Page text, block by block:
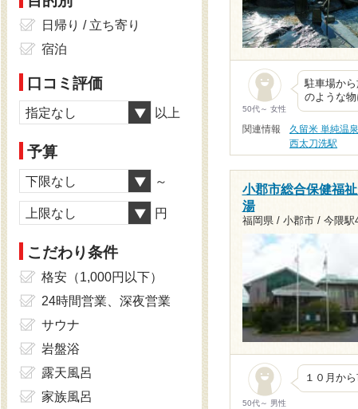
50代～ 女性
駐車場から
のような
関連情報 久留米 単純温
西太刀洗駅
小郡市総合保健福
湯
福岡県 / 小郡市 / 今隈駅
50代～ 男性
１０月か
日帰り / 立ち寄り
宿泊
口コミ評価
指定なし 以上
予算
下限なし ～
上限なし 円
こだわり条件
格安（1,000円以下）
24時間営業、深夜営業
サウナ
岩盤浴
露天風呂
家族風呂